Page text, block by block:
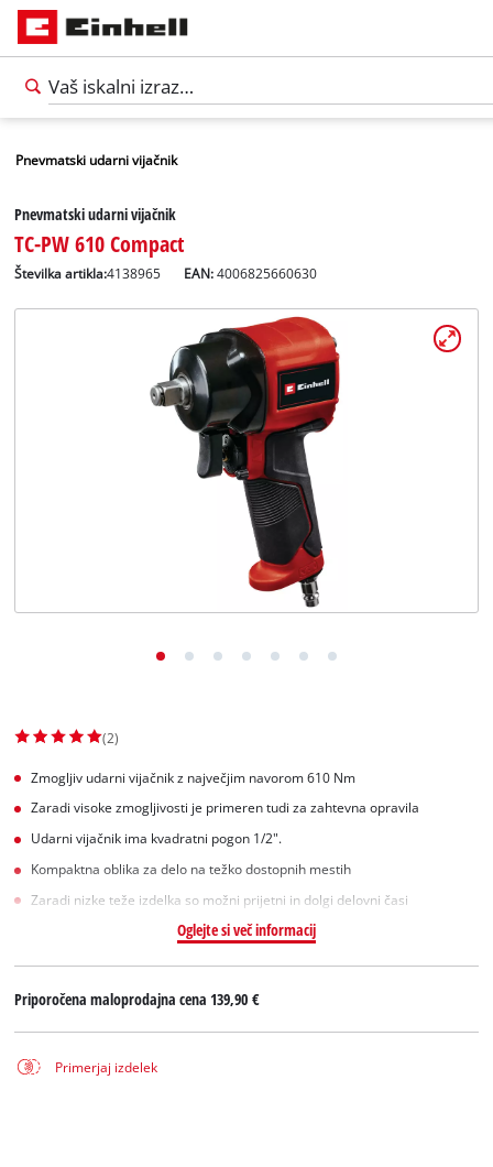
Pnevmatski udarni vijačnik
Pnevmatski udarni vijačnik
TC-PW 610 Compact
Številka artikla:4138965 EAN:4006825660630
(2)
Zmogljiv udarni vijačnik z največjim navorom 610 Nm
Zaradi visoke zmogljivosti je primeren tudi za zahtevna opravila
Udarni vijačnik ima kvadratni pogon 1/2".
Kompaktna oblika za delo na težko dostopnih mestih
Zaradi nizke teže izdelka so možni prijetni in dolgi delovni časi
Oglejte si več informacij
Priporočena maloprodajna cena139,90 €
Primerjaj izdelek